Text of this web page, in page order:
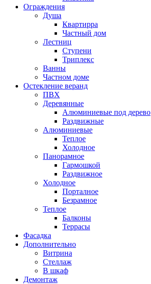
Ограждения
Душа
Квартирра
Частный дом
Лестниц
Ступени
Триплекс
Ванны
Частном доме
Остекление веранд
ПВХ
Деревянные
Алюминиевые под дерево
Раздвижные
Алюминиевые
Теплое
Холодное
Панорамное
Гармошкой
Раздвижное
Холодное
Порталное
Безрамное
Теплое
Балконы
Террасы
Фасадка
Дополнительно
Витрина
Стеллаж
В шкаф
Демонтаж